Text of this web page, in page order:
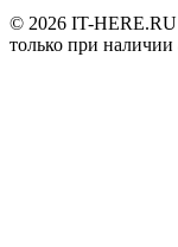
© 2026 IT-HERE.RU
только при